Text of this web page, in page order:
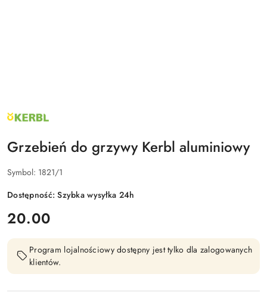
NAZWA
PRODUCENTA:
Grzebień do grzywy Kerbl aluminiowy
Symbol: 1821/1
Dostępność:Szybka wysyłka 24h
cena:
20.00
Program lojalnościowy dostępny jest tylko dla zalogowanych
klientów.